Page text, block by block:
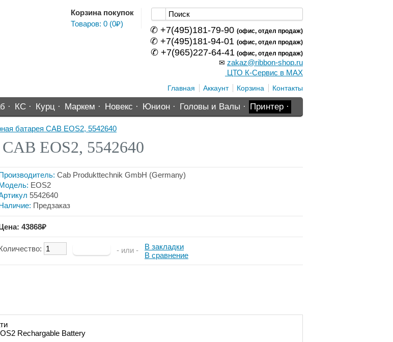
Корзина покупок
Товаров: 0 (0₽)
✆ +7(495)181-79-90 (офис, отдел продаж)
✆ +7(495)181-94-01 (офис, отдел продаж)
✆ +7(965)227-64-41 (офис, отдел продаж)
✉ zakaz@ribbon-shop.ru
ЦТО К-Сервис в MAX
Главная Аккаунт Корзина Контакты
· КС · Курц · Маркем · Новекс · Юнион · Головы и Валы · Принтер ·
батарея CAB EOS2, 5542640
EOS2, 5542640
Cab Produkttechnik GmbH (Germany)
EOS2
5542640
Предзаказ
43868₽
- или - В закладки
В сравнение
Rechargable Battery